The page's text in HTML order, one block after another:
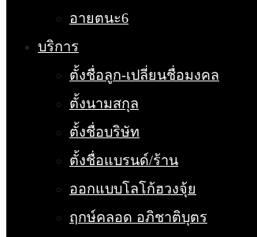
อายตนะ6
บริการ
ตั้งชื่อลูก-เปลี่ยนชื่อมงคล
ตั้งนามสกุล
ตั้งชื่อบริษัท
ตั้งชื่อแบรนด์/ร้าน
ออกแบบโลโก้ฮวงจุ้ย
ฤกษ์คลอด อภิชาติบุตร